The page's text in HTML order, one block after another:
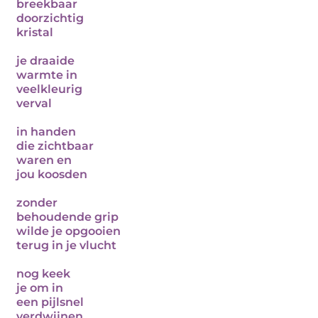
breekbaar
doorzichtig
kristal
je draaide
warmte in
veelkleurig
verval
in handen
die zichtbaar
waren en
jou koosden
zonder
behoudende grip
wilde je opgooien
terug in je vlucht
nog keek
je om in
een pijlsnel